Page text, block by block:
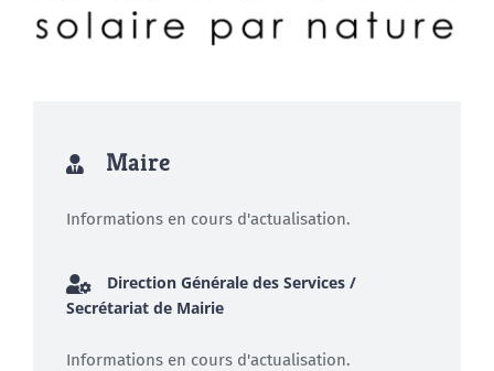
Maire
Informations en cours d'actualisation.
Direction Générale des Services /
Secrétariat de Mairie
Informations en cours d'actualisation.